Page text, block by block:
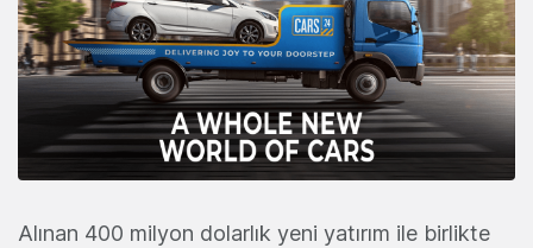
Alınan 400 milyon dolarlık yeni yatırım ile birlikte